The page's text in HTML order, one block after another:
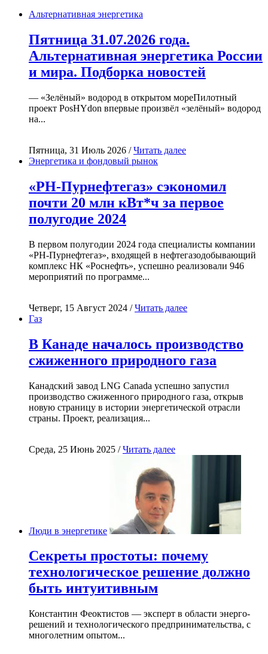
Альтернативная энергетика
Пятница 31.07.2026 года.
Альтернативная энергетика России
и мира. Подборка новостей
— «Зелёный» водород в открытом мореПилотный
проект PosHYdon впервые произвёл «зелёный» водород
на...
Пятница, 31 Июль 2026 /Читать далее
Энергетика и фондовый рынок
«РН-Пурнефтегаз» сэкономил
почти 20 млн кВт*ч за первое
полугодие 2024
В первом полугодии 2024 года специалисты компании
«РН-Пурнефтегаз», входящей в нефтегазодобывающий
комплекс НК «Роснефть», успешно реализовали 946
мероприятий по программе...
Четверг, 15 Август 2024 /Читать далее
Газ
В Канаде началось производство
сжиженного природного газа
Канадский завод LNG Canada успешно запустил
производство сжиженного природного газа, открыв
новую страницу в истории энергетической отрасли
страны. Проект, реализация...
Среда, 25 Июнь 2025 /Читать далее
Люди в энергетике
Секреты простоты: почему
технологическое решение должно
быть интуитивным
Константин Феоктистов — эксперт в области энерго-
решений и технологического предпринимательства, с
многолетним опытом...